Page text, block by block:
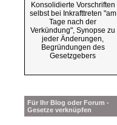
Konsolidierte Vorschriften
selbst bei Inkrafttreten "am
Tage nach der
Verkündung", Synopse zu
jeder Änderungen,
Begründungen des
Gesetzgebers
Für Ihr Blog oder Forum -
Gesetze verknüpfen